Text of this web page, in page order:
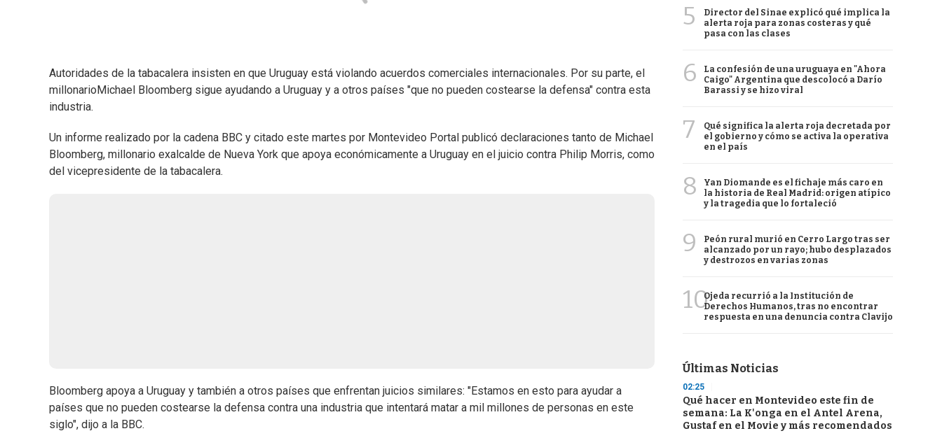
Autoridades de la tabacalera insisten en que Uruguay está violando acuerdos comerciales internacionales. Por su parte, el
millonarioMichael Bloomberg sigue ayudando a Uruguay y a otros países "que no pueden costearse la defensa" contra esta
industria.
Un informe realizado por la cadena BBC y citado este martes por Montevideo Portal publicó declaraciones tanto de Michael
Bloomberg, millonario exalcalde de Nueva York que apoya económicamente a Uruguay en el juicio contra Philip Morris, como
del vicepresidente de la tabacalera.
Bloomberg apoya a Uruguay y también a otros países que enfrentan juicios similares: "Estamos en esto para ayudar a
países que no pueden costearse la defensa contra una industria que intentará matar a mil millones de personas en este
siglo", dijo a la BBC.
5
Director del Sinae explicó qué implica la
alerta roja para zonas costeras y qué
pasa con las clases
6
La confesión de una uruguaya en "Ahora
Caigo" Argentina que descolocó a Darío
Barassi y se hizo viral
7
Qué significa la alerta roja decretada por
el gobierno y cómo se activa la operativa
en el país
8
Yan Diomande es el fichaje más caro en
la historia de Real Madrid: origen atípico
y la tragedia que lo fortaleció
9
Peón rural murió en Cerro Largo tras ser
alcanzado por un rayo; hubo desplazados
y destrozos en varias zonas
10Ojeda recurrió a la Institución de
Derechos Humanos, tras no encontrar
respuesta en una denuncia contra Clavijo
Últimas Noticias
02:25
Qué hacer en Montevideo este fin de
semana: La K'onga en el Antel Arena,
Gustaf en el Movie y más recomendados